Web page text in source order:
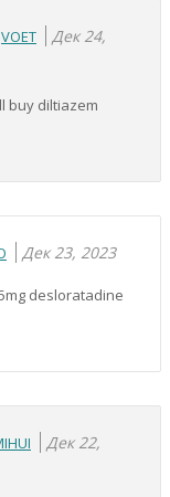
Дек 24,
buy diltiazem
Дек 23, 2023
desloratadine
Дек 22,